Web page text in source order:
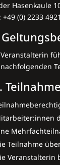
Hasenkaule
+49 (0) 2233
Veranstalterin
Teilnahme
Veranstalterin